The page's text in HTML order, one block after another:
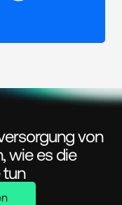
von
wie es die
tun